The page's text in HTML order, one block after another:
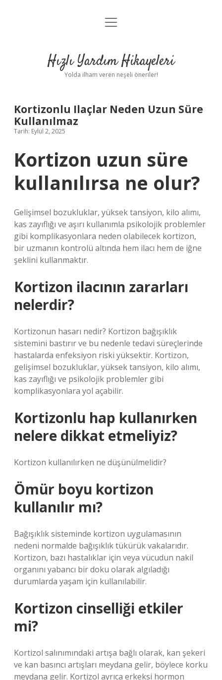
Anasayfa
Yasal Uyarı
menüyü
Hızlı Yardım Hikayeleri
Yolda ilham veren neşeli öneriler!
Kortizonlu Ilaçlar Neden Uzun Süre
Kullanılmaz
Tarih: Eylül 2, 2025
Kortizon uzun süre
kullanılırsa ne olur?
Gelişimsel bozukluklar, yüksek tansiyon, kilo alımı,
kas zayıflığı ve aşırı kullanımla psikolojik problemler
gibi komplikasyonlara neden olabilecek kortizon,
bir uzmanın kontrolü altında hem ilacı hem de iğne
şeklini kullanmaktır.
Kortizon ilacının zararları
nelerdir?
Kortizonun hasarı nedir? Kortizon bağışıklık
sistemini bastırır ve bu nedenle tedavi süreçlerinde
hastalarda enfeksiyon riski yüksektir. Kortizon,
gelişimsel bozukluklar, yüksek tansiyon, kilo alımı,
kas zayıflığı ve psikolojik problemler gibi
komplikasyonlara yol açabilir.
Kortizonlu hap kullanırken
nelere dikkat etmeliyiz?
Kortizon kullanılırken ne düşünülmelidir?
Ömür boyu kortizon
kullanılır mı?
Bağışıklık sisteminde kortizon uygulamasının
nedeni normalde bağışıklık tükürük vakalarıdır.
Kortizon, bazı hastalıklar için veya vücudun nakil
organını yabancı bir doku olarak algıladığı
durumlarda yaşam için kullanılabilir.
Kortizon cinselliği etkiler
mi?
Kortizol salınımındaki artışa bağlı olarak, kan şekeri
ve kan basıncı artışları meydana gelir, böylece korku
meydana gelir. Kortizol ayrıca erkeksi hormon